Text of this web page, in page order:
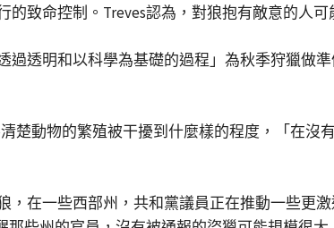
致命控制。Treves認為，對狼抱有敵意的人
透明和以科學為基礎的過程」為秋季狩獵做
楚動物的繁殖被干擾到什麼樣的程度，「在
在一些西部州，共和黨議員正在推動一些更